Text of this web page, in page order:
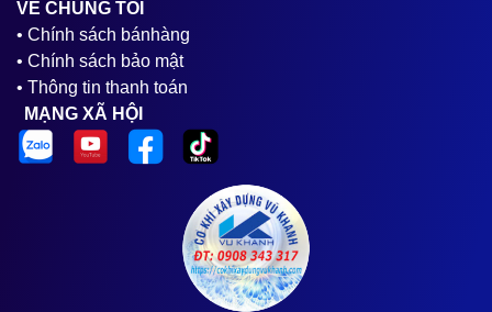
VỀ CHÚNG TÔI
• Chính sách bánhàng
• Chính sách bảo mật
• Thông tin thanh toán
MẠNG XÃ HỘI